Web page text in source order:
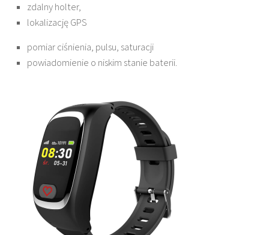
zdalny holter,
lokalizację GPS
pomiar ciśnienia, pulsu, saturacji
powiadomienie o niskim stanie baterii.